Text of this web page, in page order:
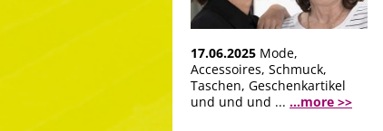
17.06.2025 Mode,
Accessoires, Schmuck,
Taschen, Geschenkartikel
und und und ... ...more >>